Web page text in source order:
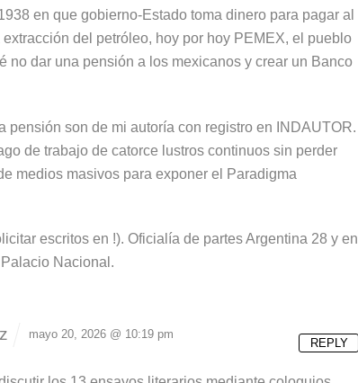
en que gobierno-Estado toma dinero para pagar al
del petróleo, hoy por hoy PEMEX, el pueblo
no dar una pensión a los mexicanos y crear un Banco
pensión son de mi autoría con registro en INDAUTOR.
de trabajo de catorce lustros continuos sin perder
medios masivos para exponer el Paradigma
escritos en !). Oficialía de partes Argentina 28 y en
Nacional.
mayo 20, 2026 @ 10:19 pm
REPLY